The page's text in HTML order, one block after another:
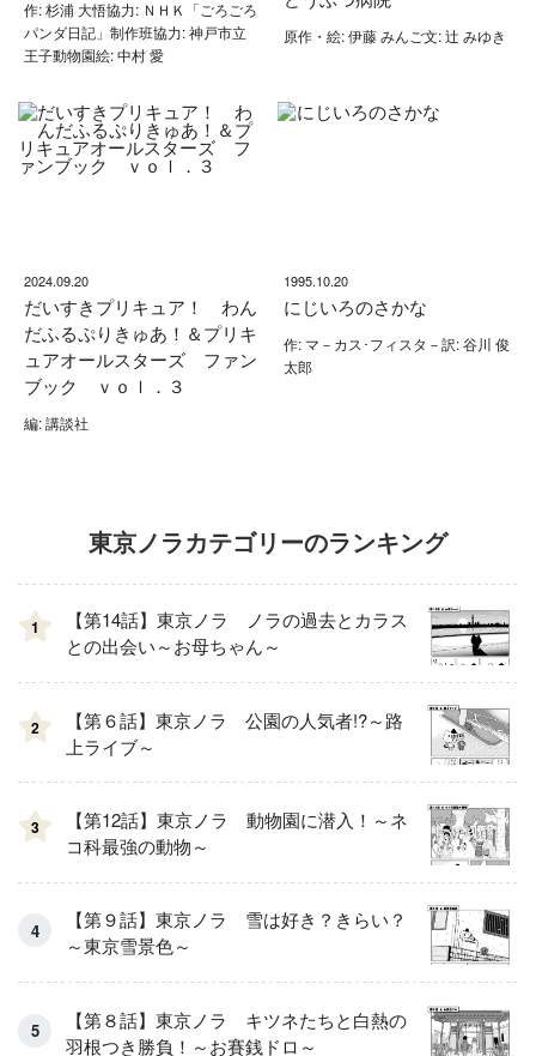
作: 杉浦 大悟協力: ＮＨＫ「ごろごろ
パンダ日記」制作班協力: 神戸市立
王子動物園絵: 中村 愛
原作・絵: 伊藤 みんご文: 辻 みゆき
2024.09.20
だいすきプリキュア！ わん
だふるぷりきゅあ！＆プリキ
ュアオールスターズ ファン
ブック ｖｏｌ．３
編: 講談社
1995.10.20
にじいろのさかな
作: マ－カス･フィスタ－訳: 谷川 俊
太郎
東京ノラカテゴリーのランキング
1
【第14話】東京ノラ ノラの過去とカラス
との出会い～お母ちゃん～
2
【第６話】東京ノラ 公園の人気者!?～路
上ライブ～
3
【第12話】東京ノラ 動物園に潜入！～ネ
コ科最強の動物～
【第９話】東京ノラ 雪は好き？きらい？
～東京雪景色～
【第８話】東京ノラ キツネたちと白熱の
羽根つき勝負！～お賽銭ドロ～